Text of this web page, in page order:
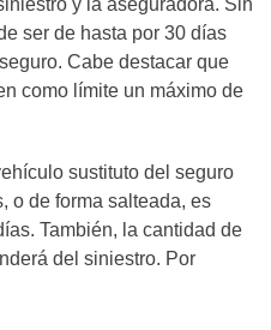
y la aseguradora. Sin
ser de hasta por 30 días
Cabe destacar que
como límite un máximo de
sustituto del seguro
o de forma salteada, es
También, la cantidad de
del siniestro. Por